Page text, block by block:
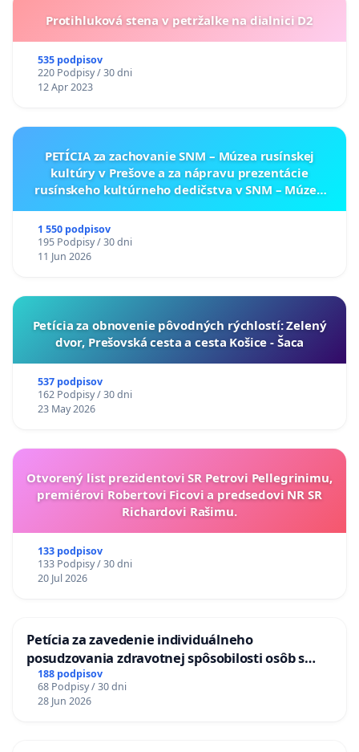
Protihluková stena v petržalke na dialnici D2
535 podpisov
220 Podpisy / 30 dni
12 Apr 2023
PETÍCIA za zachovanie SNM – Múzea rusínskej
kultúry v Prešove a za nápravu prezentácie
rusínskeho kultúrneho dedičstva v SNM – Múzeu
1 550 podpisov
195 Podpisy / 30 dni
11 Jun 2026
​Petícia za obnovenie pôvodných rýchlostí: Zelený
dvor, Prešovská cesta a cesta Košice - Šaca
537 podpisov
162 Podpisy / 30 dni
23 May 2026
Otvorený list prezidentovi SR Petrovi Pellegrinimu,
premiérovi Robertovi Ficovi a predsedovi NR SR
Richardovi Rašimu.
133 podpisov
133 Podpisy / 30 dni
20 Jul 2026
Petícia za zavedenie individuálneho
posudzovania zdravotnej spôsobilosti osôb s
diabetom 1. a 2. typu pri prijímaní do
Policajného zboru SR
188 podpisov
68 Podpisy / 30 dni
28 Jun 2026